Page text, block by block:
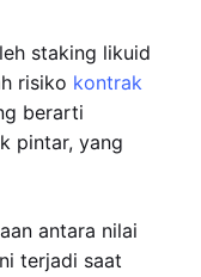
staking likuid
risiko kontrak
berarti
pintar, yang
antara nilai
terjadi saat